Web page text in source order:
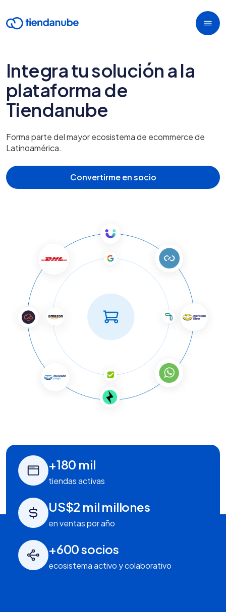
Integra tu solución a la
plataforma de
Tiendanube
Forma parte del mayor ecosistema de ecommerce de
Latinoamérica.
Convertirme en socio
+180 mil
tiendas activas
US$2 mil millones
en ventas por año
+600 socios
ecosistema activo y colaborativo